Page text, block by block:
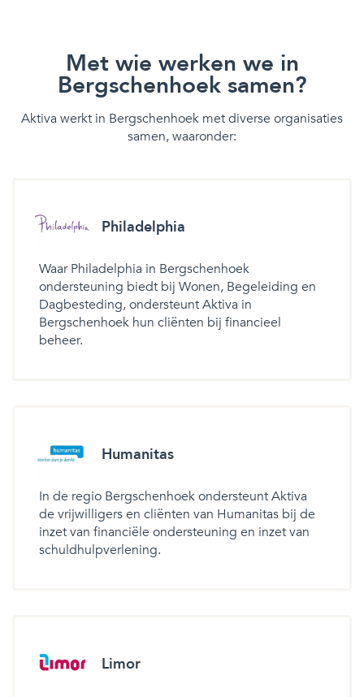
Met wie werken we in
Bergschenhoek samen?
Aktiva werkt in Bergschenhoek met diverse organisaties
samen, waaronder:
Philadelphia
Waar Philadelphia in Bergschenhoek
ondersteuning biedt bij Wonen, Begeleiding en
Dagbesteding, ondersteunt Aktiva in
Bergschenhoek hun cliënten bij financieel
beheer.
Humanitas
In de regio Bergschenhoek ondersteunt Aktiva
de vrijwilligers en cliënten van Humanitas bij de
inzet van financiële ondersteuning en inzet van
schuldhulpverlening.
Limor